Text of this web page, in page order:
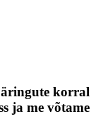
korral
ja me võtame